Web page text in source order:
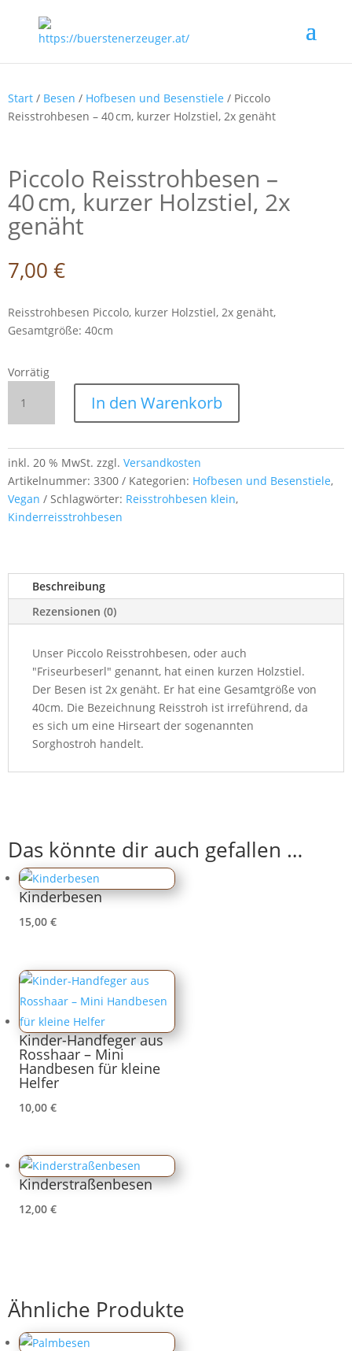
Start / Besen / Hofbesen und Besenstiele / Piccolo
Reisstrohbesen – 40 cm, kurzer Holzstiel, 2x genäht
Piccolo Reisstrohbesen –
40 cm, kurzer Holzstiel, 2x
genäht
7,00 €
Reisstrohbesen Piccolo, kurzer Holzstiel, 2x genäht,
Gesamtgröße: 40cm
Vorrätig
Reisstrohbesen
–
kurzer
Holzstiel,
2x
genäht
In den Warenkorb
inkl. 20 % MwSt. zzgl. Versandkosten
Artikelnummer: 3300 Kategorien: Hofbesen und Besenstiele,
Vegan
Schlagwörter: Reisstrohbesen klein,
Kinderreisstrohbesen
Beschreibung
Rezensionen (0)
Unser Piccolo Reisstrohbesen, oder auch
"Friseurbeserl" genannt, hat einen kurzen Holzstiel.
Der Besen ist 2x genäht. Er hat eine Gesamtgröße von
40cm. Die Bezeichnung Reisstroh ist irreführend, da
es sich um eine Hirseart der sogenannten
Sorghostroh handelt.
Das könnte dir auch gefallen …
Kinderbesen
15,00 €
Kinder-Handfeger aus
Rosshaar – Mini
Handbesen für kleine
Helfer
10,00 €
Kinderstraßenbesen
12,00 €
Ähnliche Produkte